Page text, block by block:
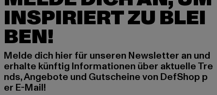
INSPIRIERT ZU BLEI
BEN!
Melde dich hier für unseren Newsletter an und
erhalte künftig Informationen über aktuelle Tre
nds, Angebote und Gutscheine von DefShop p
er E-Mail!